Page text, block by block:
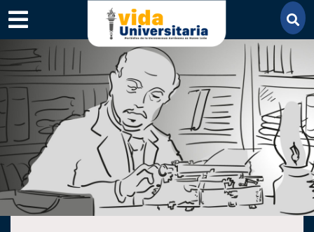
×
SECCIONES
ACADEMIA